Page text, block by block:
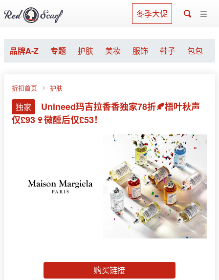
冬季大促
品牌A-Z 专题 护肤 美妆 服饰 鞋子 包包
折扣首页 护肤
独家
Unineed玛吉拉香香独家78折🍂梧叶秋声
仅£93🍷微醺后仅£53！
购买链接